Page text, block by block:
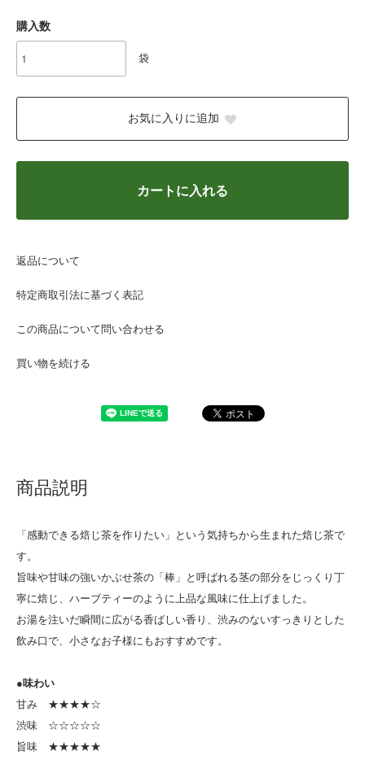
購入数
袋
お気に入りに追加
カートに入れる
返品について
特定商取引法に基づく表記
この商品について問い合わせる
買い物を続ける
商品説明
「感動できる焙じ茶を作りたい」という気持ちから生まれた焙じ茶で
す。
旨味や甘味の強いかぶせ茶の「棒」と呼ばれる茎の部分をじっくり丁
寧に焙じ、ハーブティーのように上品な風味に仕上げました。
お湯を注いだ瞬間に広がる香ばしい香り、渋みのないすっきりとした
飲み口で、小さなお子様にもおすすめです。
●味わい
甘み ★★★★☆
渋味 ☆☆☆☆☆
旨味 ★★★★★